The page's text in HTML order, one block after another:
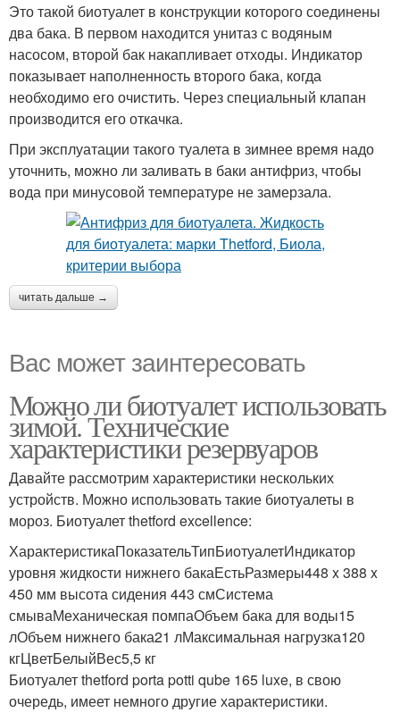
Это такой биотуалет в конструкции которого соединены
два бака. В первом находится унитаз с водяным
насосом, второй бак накапливает отходы. Индикатор
показывает наполненность второго бака, когда
необходимо его очистить. Через специальный клапан
производится его откачка.
При эксплуатации такого туалета в зимнее время надо
уточнить, можно ли заливать в баки антифриз, чтобы
вода при минусовой температуре не замерзала.
читать дальше →
Вас может заинтересовать
Можно ли биотуалет использовать
зимой. Технические
характеристики резервуаров
Давайте рассмотрим характеристики нескольких
устройств. Можно использовать такие биотуалеты в
мороз. Биотуалет thetford excellence:
ХарактеристикаПоказательТипБиотуалетИндикатор
уровня жидкости нижнего бакаЕстьРазмеры448 x 388 x
450 мм высота сидения 443 смСистема
смываМеханическая помпаОбъем бака для воды15
лОбъем нижнего бака21 лМаксимальная нагрузка120
кгЦветБелыйВес5,5 кг
Биотуалет thetford porta potti qube 165 luxe, в свою
очередь, имеет немного другие характеристики.